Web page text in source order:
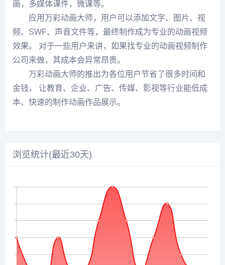
画，多媒体课件，微课等。
应用万彩动画大师，用户可以添加文字、图片、视
频、SWF、声音文件等，最终制作成为专业的动画视频
效果。 对于一些用户来讲，如果找专业的动画视频制作
公司来做，其成本会异常昂贵。
万彩动画大师的推出为各位用户节省了很多时间和
金钱， 让教育、企业、广告、传媒、影视等行业能低成
本、快速的制作动画作品展示。
浏览统计(最近30天)